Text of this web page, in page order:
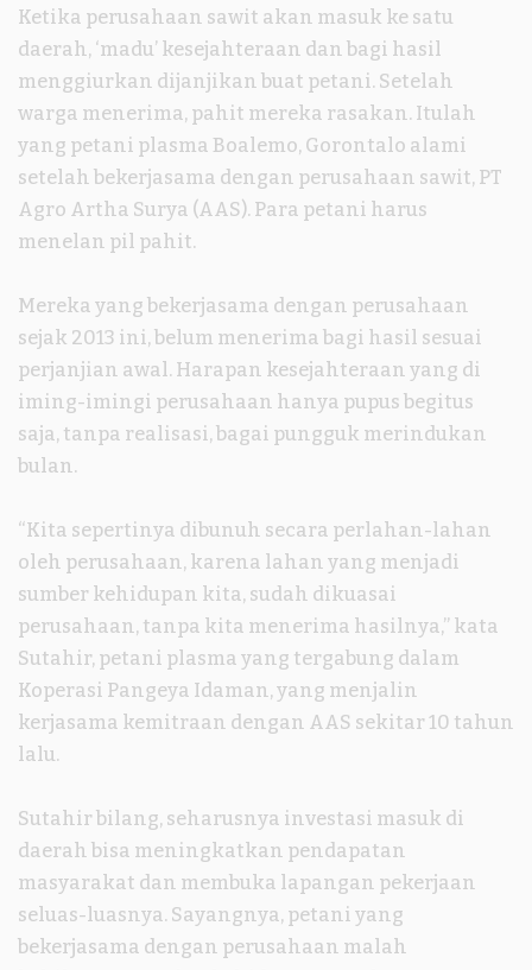
Ketika perusahaan sawit akan masuk ke satu
daerah, ‘madu’ kesejahteraan dan bagi hasil
menggiurkan dijanjikan buat petani. Setelah
warga menerima, pahit mereka rasakan. Itulah
yang petani plasma Boalemo, Gorontalo alami
setelah bekerjasama dengan perusahaan sawit, PT
Agro Artha Surya (AAS). Para petani harus
menelan pil pahit.
Mereka yang bekerjasama dengan perusahaan
sejak 2013 ini, belum menerima bagi hasil sesuai
perjanjian awal. Harapan kesejahteraan yang di
iming-imingi perusahaan hanya pupus begitus
saja, tanpa realisasi, bagai pungguk merindukan
bulan.
“Kita sepertinya dibunuh secara perlahan-lahan
oleh perusahaan, karena lahan yang menjadi
sumber kehidupan kita, sudah dikuasai
perusahaan, tanpa kita menerima hasilnya,” kata
Sutahir, petani plasma yang tergabung dalam
Koperasi Pangeya Idaman, yang menjalin
kerjasama kemitraan dengan AAS sekitar 10 tahun
lalu.
Sutahir bilang, seharusnya investasi masuk di
daerah bisa meningkatkan pendapatan
masyarakat dan membuka lapangan pekerjaan
seluas-luasnya. Sayangnya, petani yang
bekerjasama dengan perusahaan malah